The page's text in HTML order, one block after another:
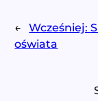
← Wcześniej:
oświata